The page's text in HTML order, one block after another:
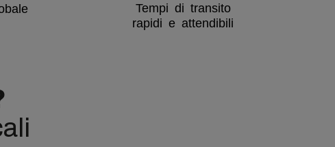
Tempi di transito
rapidi e attendibili